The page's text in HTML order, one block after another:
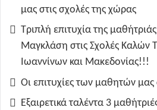
μας στις σχολές της χώρας
Τριπλή επιτυχία της
Μαγκλάση στις Σχολές Καλών
Ιωαννίνων και Μακεδονίας!!!
Οι επιτυχίες των μαθητών μας
Εξαιρετικά ταλέντα 3